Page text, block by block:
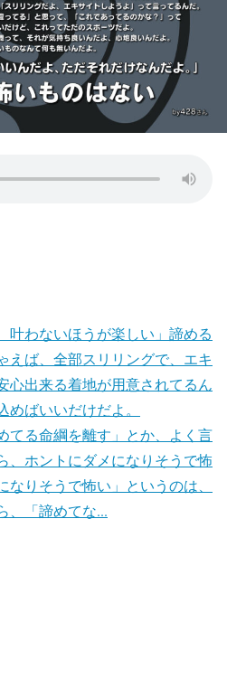
叶わないほうが楽しい」諦める
えば、全部スリリングで、エキ
心出来る着地が用意されてるん
ばいいだけだよ。
てる命綱を離す」とか、よく言
、ホントにダメになりそうで怖
りそうで怖い」というのは、
、「諦めてな...